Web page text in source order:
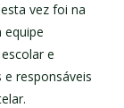
vez foi na
equipe
e
responsáveis